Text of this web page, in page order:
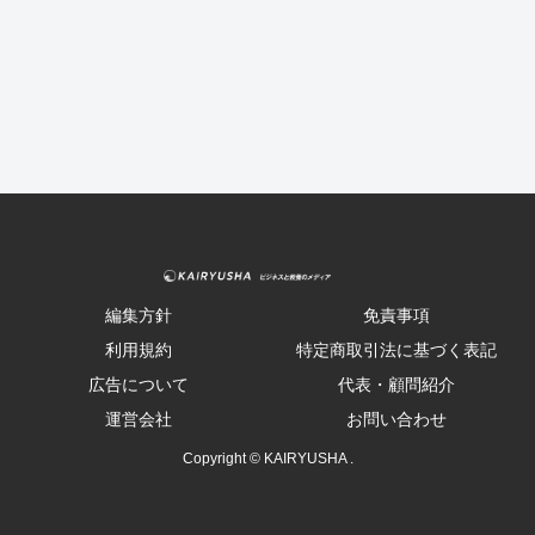
編集方針
免責事項
利用規約
特定商取引法に基づく表記
広告について
代表・顧問紹介
運営会社
お問い合わせ
Copyright © KAIRYUSHA .